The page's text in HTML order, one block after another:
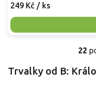
249 Kč / ks
22
Trvalky od B: